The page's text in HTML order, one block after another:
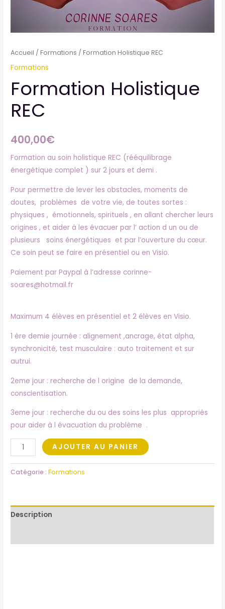
Accueil /Formations / Formation Holistique REC
Formations
Formation Holistique
REC
400,00€
Formation au soin holistique REC (rééquilibrage
énergétique complet ) sur 2 jours et demi .
Pour permettre de lever les obstacles, moments de
doutes, problèmes de votre vie, de toutes sortes :
physiques , émotionnels, spirituels , en allant chercher leurs
origines , et aider à les évacuer par l’ action d un ou de
plusieurs soins énergétiques et par l’ouverture du cœur.
Ce soin peut se faire en présentiel ou en Visio.
Paiement par Paypal à l’adresse corinne-
soares@hotmail.fr
Maximum 4 élèves en présentiel et 2 élèves en Visio.
1 ère demie journée : alignement ,ancrage, état alpha,
synchronicité, test musculaire : auto traitement et sur
autrui.
2eme jour : recherche de l origine de la demande,
conscientisation.
3eme jour : recherche du ou des soins les plus appropriés
pour aider à l évacuation du problème .
AJOUTER AU PANIER
Catégorie :Formations
Description